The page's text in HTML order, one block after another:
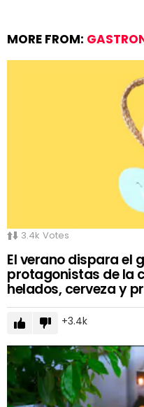
MORE FROM:
3.4k Votes
El verano dispara el
protagonistas de la
helados, cerveza y
3.4k